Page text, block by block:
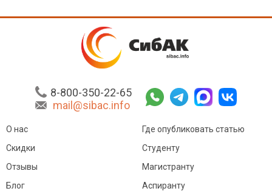
8-800-350-22-65
mail@sibac.info
О нас
Скидки
Отзывы
Блог
Где опубликовать статью
Студенту
Магистранту
Аспиранту